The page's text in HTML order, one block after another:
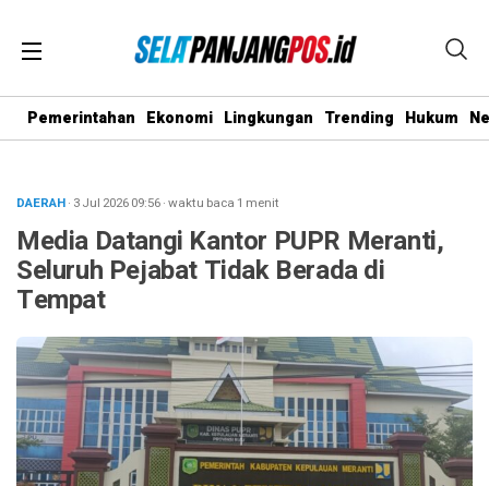
Pemerintahan Ekonomi Lingkungan Trending Hukum
DAERAH· 3 Jul 202609:56·waktu baca 1 menit
Media Datangi Kantor PUPR Meranti,
Seluruh Pejabat Tidak Berada di
Tempat